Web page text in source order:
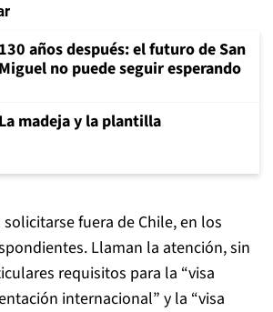
130 años después: el futuro de San
Miguel no puede seguir esperando
La madeja y la plantilla
fuera de Chile, en los
Llaman la atención, sin
requisitos para la “visa
internacional” y la “visa